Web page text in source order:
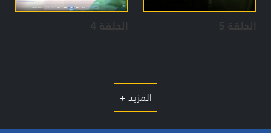
الحلقة 5 الحلقة 4
المزيد +